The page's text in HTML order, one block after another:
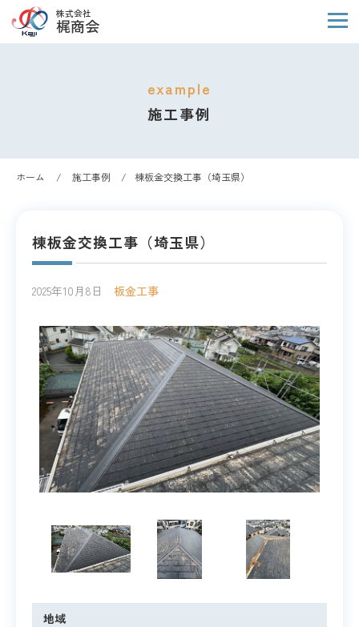
株式会社
梶商会
example
施工事例
ホーム 施工事例 棟板金交換工事（埼玉県）
棟板金交換工事（埼玉県）
2025年10月8日 板金工事
地域